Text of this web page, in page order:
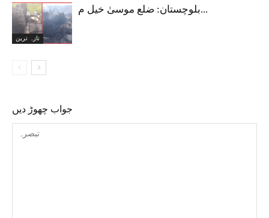
تازہ ترین
بلوچستان: ضلع موسیٰ خیل م...
جواب چھوڑ دیں